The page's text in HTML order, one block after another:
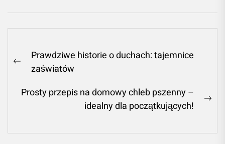
Nawigacja
wpisu
Previous
Prawdziwe historie o duchach: tajemnice
zaświatów
Prosty przepis na domowy chleb pszenny –
idealny dla początkujących!